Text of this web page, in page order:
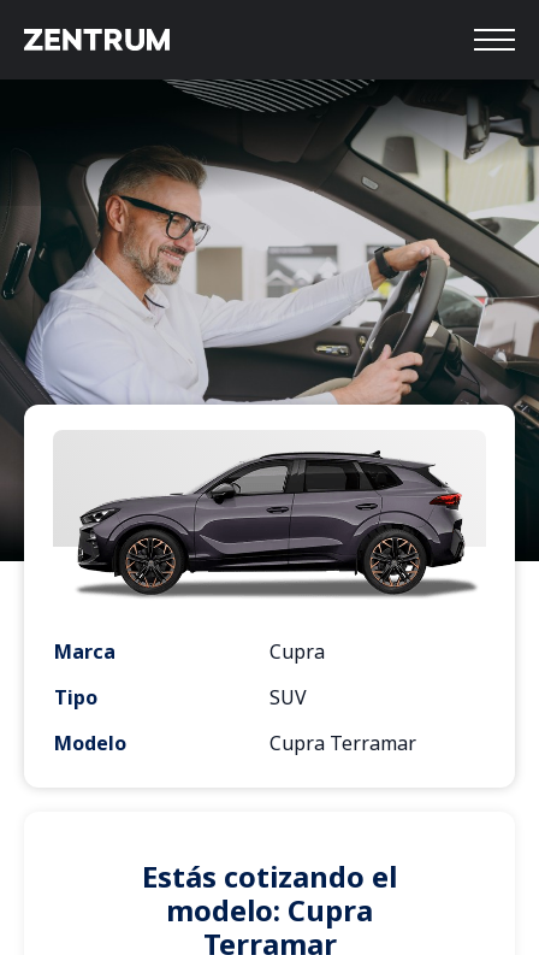
Marca
Cupra
Tipo
SUV
Modelo
Cupra Terramar
Estás cotizando el
modelo: Cupra
Terramar